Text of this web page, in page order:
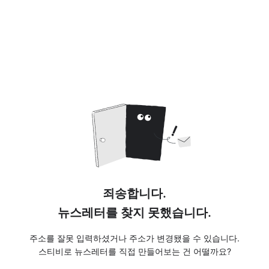
죄송합니다.
뉴스레터를 찾지 못했습니다.
주소를 잘못 입력하셨거나 주소가 변경됐을 수 있습니다.
스티비로 뉴스레터를 직접 만들어보는 건 어떨까요?